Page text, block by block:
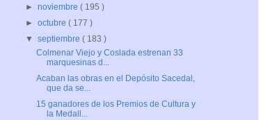
►noviembre( 195 )
►octubre( 177 )
▼septiembre( 183 )
Colmenar Viejo y Coslada estrenan 33
marquesinas d...
Acaban las obras en el Depósito Sacedal,
que da se...
15 ganadores de los Premios de Cultura y
la Medall...